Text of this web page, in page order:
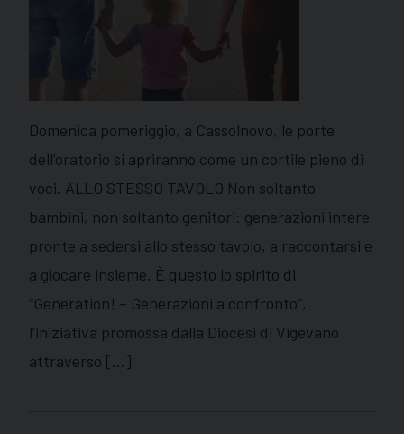
Domenica pomeriggio, a Cassolnovo, le porte
dell’oratorio si apriranno come un cortile pieno di
voci. ALLO STESSO TAVOLO Non soltanto
bambini, non soltanto genitori: generazioni intere
pronte a sedersi allo stesso tavolo, a raccontarsi e
a giocare insieme. È questo lo spirito di
“Generation! – Generazioni a confronto”,
l’iniziativa promossa dalla Diocesi di Vigevano
attraverso […]